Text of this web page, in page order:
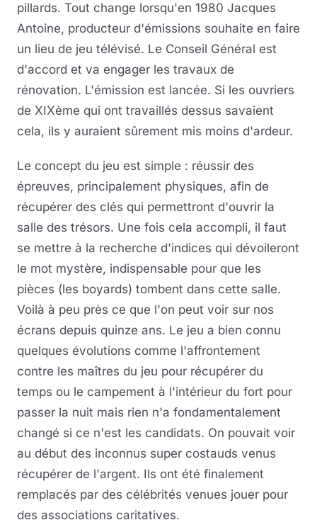
pillards. Tout change lorsqu'en 1980 Jacques
Antoine, producteur d'émissions souhaite en faire
un lieu de jeu télévisé. Le Conseil Général est
d'accord et va engager les travaux de
rénovation. L'émission est lancée. Si les ouvriers
de XIXème qui ont travaillés dessus savaient
cela, ils y auraient sûrement mis moins d'ardeur.
Le concept du jeu est simple : réussir des
épreuves, principalement physiques, afin de
récupérer des clés qui permettront d'ouvrir la
salle des trésors. Une fois cela accompli, il faut
se mettre à la recherche d'indices qui dévoileront
le mot mystère, indispensable pour que les
pièces (les boyards) tombent dans cette salle.
Voilà à peu près ce que l'on peut voir sur nos
écrans depuis quinze ans. Le jeu a bien connu
quelques évolutions comme l'affrontement
contre les maîtres du jeu pour récupérer du
temps ou le campement à l'intérieur du fort pour
passer la nuit mais rien n'a fondamentalement
changé si ce n'est les candidats. On pouvait voir
au début des inconnus super costauds venus
récupérer de l'argent. Ils ont été finalement
remplacés par des célébrités venues jouer pour
des associations caritatives.